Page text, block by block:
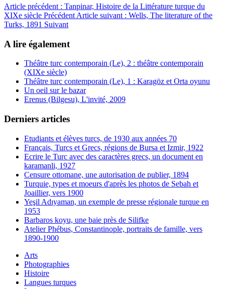
Article précédent : Tanpinar, Histoire de la Littérature turque du
XIXe siècle Précédent Article suivant : Wells, The literature of the
Turks, 1891 Suivant
A lire également
Théâtre turc contemporain (Le), 2 : théâtre contemporain
(XIXe siècle)
Théâtre turc contemporain (Le), 1 : Karagöz et Orta oyunu
Un oeil sur le bazar
Erenus (Bilgesu), L'invité, 2009
Derniers articles
Etudiants et élèves turcs, de 1930 aux années 70
Français, Turcs et Grecs, régions de Bursa et Izmir, 1922
Ecrire le Turc avec des caractères grecs, un document en
karamanli, 1927
Censure ottomane, une autorisation de publier, 1894
Turquie, types et moeurs d'après les photos de Sebah et
Joaillier, vers 1900
Yeşil Adıyaman, un exemple de presse régionale turque en
1953
Barbaros koyu, une baie près de Silifke
Atelier Phébus, Constantinople, portraits de famille, vers
1890-1900
Arts
Photographies
Histoire
Langues turques